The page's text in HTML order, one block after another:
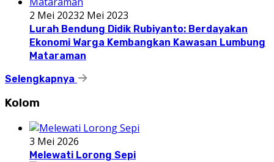
2 Mei 20232 Mei 2023
Lurah Bendung Didik Rubiyanto: Berdayakan
Ekonomi Warga Kembangkan Kawasan Lumbung
Mataraman
Selengkapnya
Kolom
3 Mei 2026
Melewati Lorong Sepi